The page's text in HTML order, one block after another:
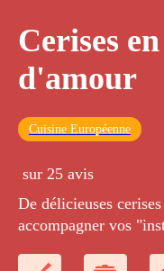
Cerises
d'amour
Cuisine Européenne
sur 25 avis
De délicieuses
accompagner vos